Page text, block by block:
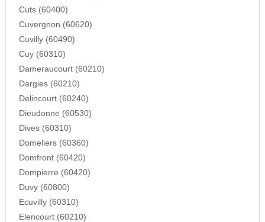
Cuts (60400)
Cuvergnon (60620)
Cuvilly (60490)
Cuy (60310)
Dameraucourt (60210)
Dargies (60210)
Delincourt (60240)
Dieudonne (60530)
Dives (60310)
Domeliers (60360)
Domfront (60420)
Dompierre (60420)
Duvy (60800)
Ecuvilly (60310)
Elencourt (60210)